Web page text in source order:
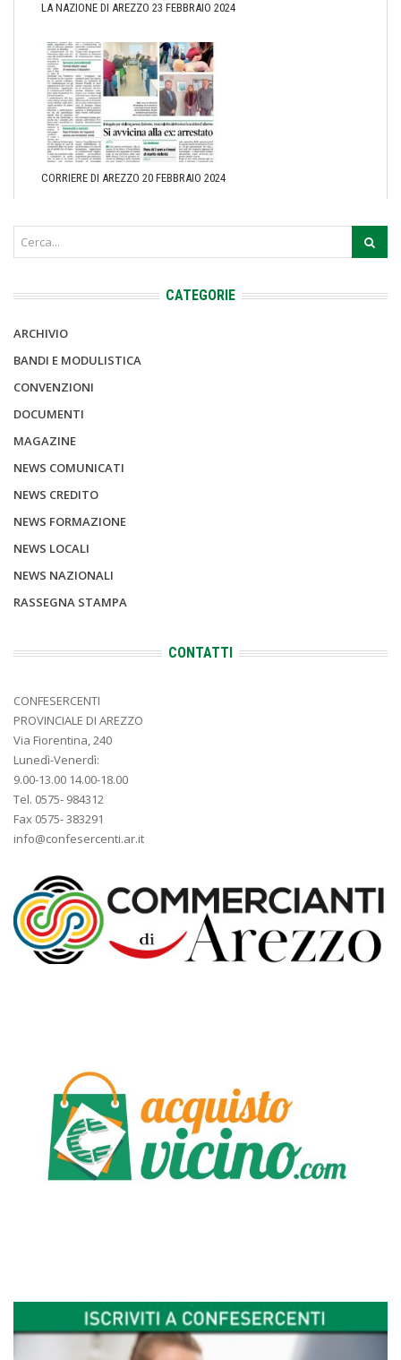
LA NAZIONE DI AREZZO 23 FEBBRAIO 2024
CORRIERE DI AREZZO 20 FEBBRAIO 2024
CATEGORIE
ARCHIVIO
BANDI E MODULISTICA
CONVENZIONI
DOCUMENTI
MAGAZINE
NEWS COMUNICATI
NEWS CREDITO
NEWS FORMAZIONE
NEWS LOCALI
NEWS NAZIONALI
RASSEGNA STAMPA
CONTATTI
CONFESERCENTI
PROVINCIALE DI AREZZO
Via Fiorentina, 240
Lunedì-Venerdì:
9.00-13.00 14.00-18.00
Tel. 0575- 984312
Fax 0575- 383291
info@confesercenti.ar.it